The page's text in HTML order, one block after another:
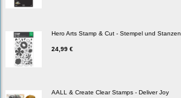
Hero Arts Stamp & Cut - Stempel und Stanzen
24,99 €
AALL & Create Clear Stamps - Deliver Joy